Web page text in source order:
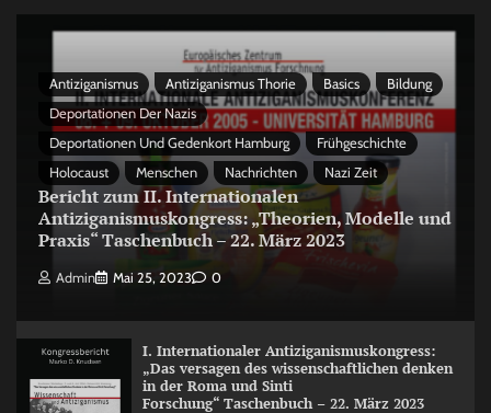
Antiziganismus Antiziganismus Thorie Basics
Bildung
Deportationen Der Nazis
Deportationen Und Gedenkort Hamburg
Frühgeschichte
Holocaust
Menschen Nachrichten Nazi Zeit
Bericht zum II. Internationalen
Antiziganismuskongress: „Theorien, Modelle und
Praxis“ Taschenbuch – 22. März 2023
Admin Mai 25, 2023 0
I. Internationaler Antiziganismuskongress:
„Das versagen des wissenschaftlichen denken
in der Roma und Sinti
Forschung“ Taschenbuch – 22. März 2023